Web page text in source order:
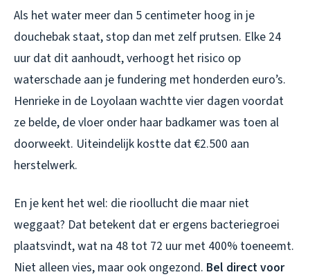
Als het water meer dan 5 centimeter hoog in je
douchebak staat, stop dan met zelf prutsen. Elke 24
uur dat dit aanhoudt, verhoogt het risico op
waterschade aan je fundering met honderden euro’s.
Henrieke in de Loyolaan wachtte vier dagen voordat
ze belde, de vloer onder haar badkamer was toen al
doorweekt. Uiteindelijk kostte dat €2.500 aan
herstelwerk.
En je kent het wel: die rioollucht die maar niet
weggaat? Dat betekent dat er ergens bacteriegroei
plaatsvindt, wat na 48 tot 72 uur met 400% toeneemt.
Niet alleen vies, maar ook ongezond. Bel direct voor